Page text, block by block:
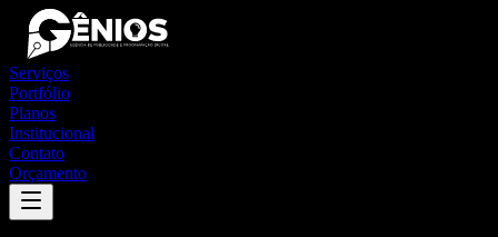
Serviços
Portfólio
Planos
Institucional
Contato
Orçamento